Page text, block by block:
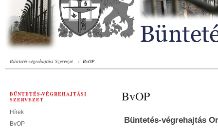
Büntetés-végrehajtási Szervezet BvOP
BÜNTETÉS-VÉGREHAJTÁSI
SZERVEZET
Hírek
BvOP
BvOP
Büntetés-végrehajtás